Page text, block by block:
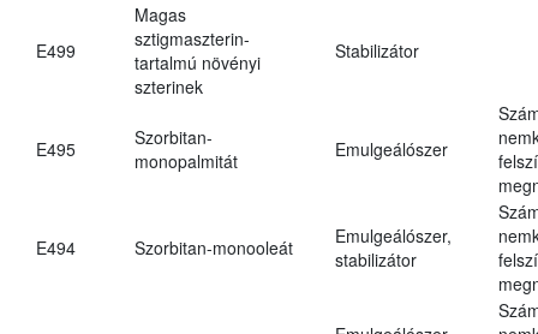
E499
Magas
sztigmaszterin-
tartalmú növényi
szterinek
Stabilizátor
E495
Szorbitan-
monopalmitát
Emulgeálószer
E494 Szorbitan-monooleát
Emulgeálószer,
stabilizátor